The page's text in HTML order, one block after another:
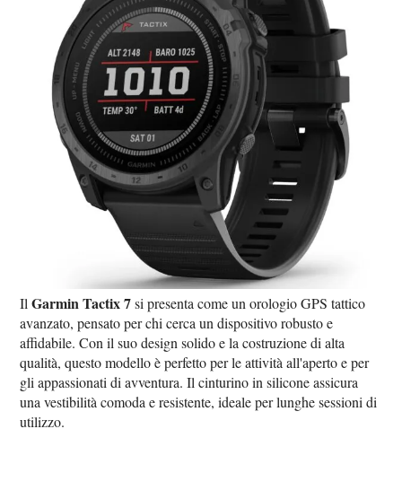
IlGarmin Tactix 7si presenta come un orologio GPS tattico
avanzato, pensato per chi cerca un dispositivo robusto e
affidabile. Con il suo design solido e la costruzione di alta
qualità, questo modello è perfetto per le attività all'aperto e per
gli appassionati di avventura. Il cinturino in silicone assicura
una vestibilità comoda e resistente, ideale per lunghe sessioni di
utilizzo.